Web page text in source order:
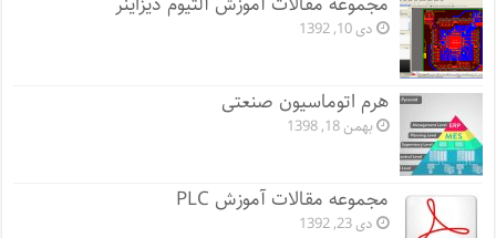
دی 10, 1392
هرم اتوماسیون صنعتی
بهمن 18, 1398
مجموعه مقالات آموزش PLC
دی 23, 1392